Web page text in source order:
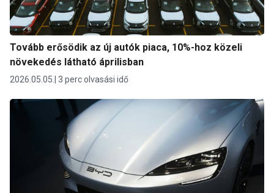
Tovább erősödik az új autók piaca, 10%-hoz közeli
növekedés látható áprilisban
2026.05.05. 3 perc olvasási idő